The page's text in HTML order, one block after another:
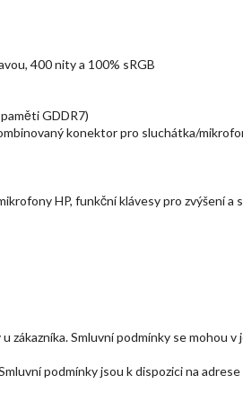
400 nity a 100% sRGB
GDDR7)
konektor pro sluchátka/
HP, funkční klávesy pro zvýšení
zákazníka. Smluvní podmínky se mohou
podmínky jsou k dispozici na